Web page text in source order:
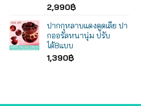
2,990฿
ปากกุหลาบแดงดูดเลีย ปา
กออรัลหนานุ่ม ปรับ
ได้8แบบ
1,390฿